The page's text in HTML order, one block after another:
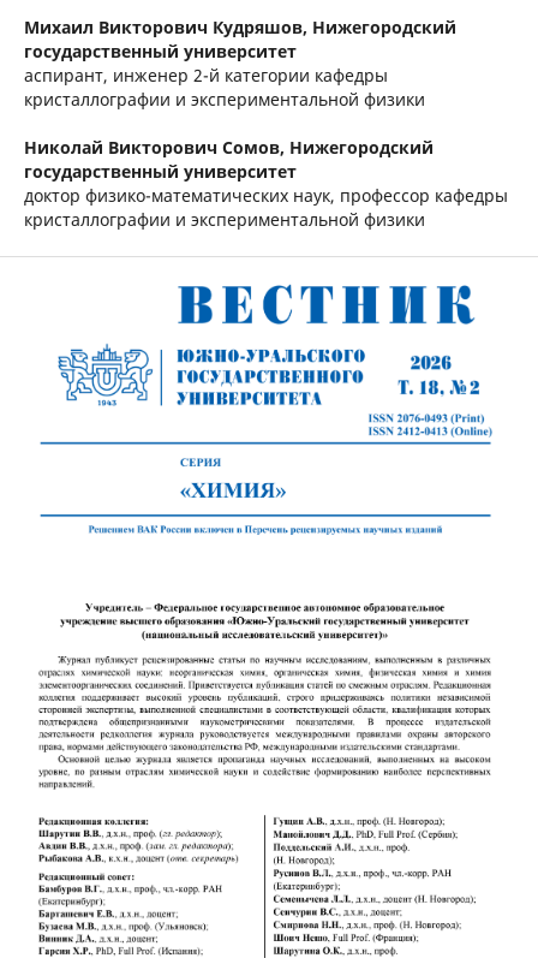
Михаил Викторович Кудряшов, Нижегородский
государственный университет
аспирант, инженер 2-й категории кафедры
кристаллографии и экспериментальной физики
Николай Викторович Сомов, Нижегородский
государственный университет
доктор физико-математических наук, профессор кафедры
кристаллографии и экспериментальной физики